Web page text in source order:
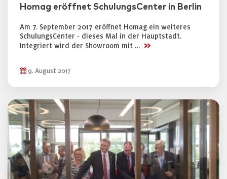
Homag eröffnet SchulungsCenter in Berlin
Am 7. September 2017 eröffnet Homag ein weiteres
SchulungsCenter - dieses Mal in der Hauptstadt.
Integriert wird der Showroom mit … >>
9. August 2017